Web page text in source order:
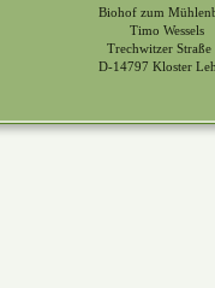
Biohof zum
Timo Wessels
Trechwitzer Straße
D-14797 Kloster